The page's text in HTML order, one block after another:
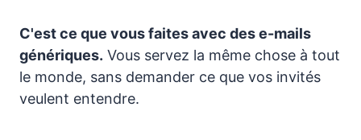
C'est ce que vous faites avec des e-mails
génériques. Vous servez la même chose à tout
le monde, sans demander ce que vos invités
veulent entendre.